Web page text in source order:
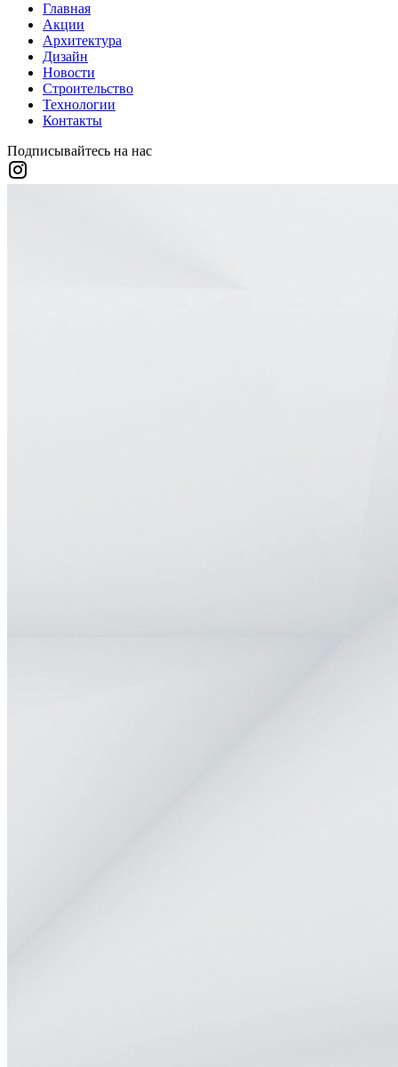
Главная
Акции
Архитектура
Дизайн
Новости
Строительство
Технологии
Контакты
Подписывайтесь на нас